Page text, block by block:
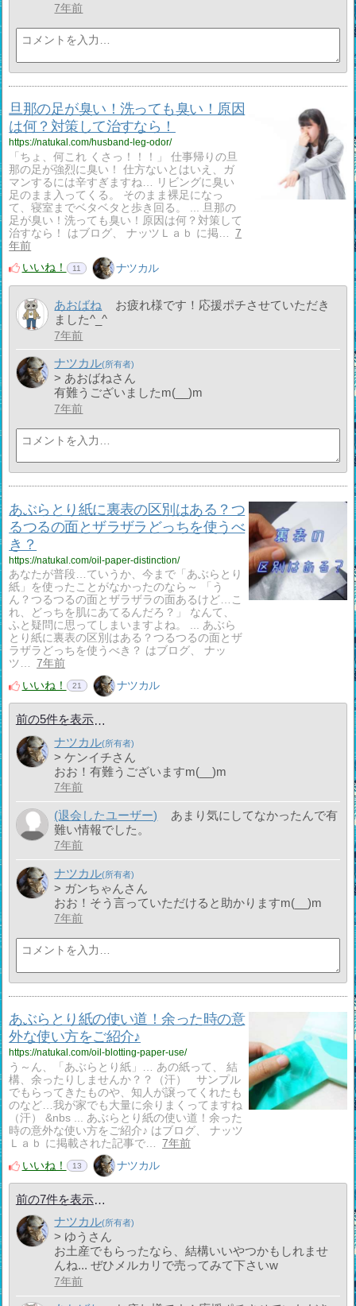
7年前
旦那の足が臭い！洗っても臭い！原因
は何？対策して治すなら！
https://natukal.com/husband-leg-odor/
「ちょ、何これ くさっ！！！」 仕事帰りの旦
那の足が強烈に臭い！ 仕方ないとはいえ、ガ
マンするには辛すぎますね… リビングに臭い
足のまま入ってくる。 そのまま裸足になっ
て、寝室までベタベタと歩き回る。 ... 旦那の
足が臭い！洗っても臭い！原因は何？対策して
治すなら！ はブログ、 ナッツＬａｂ に掲…
7
年前
いいね！
11 ナツカル
あおばね
お疲れ様です！応援ポチさせていただき
ました^_^
7年前
ナツカル
> あおばねさん
有難うございましたm(__)m
7年前
あぶらとり紙に裏表の区別はある？つ
るつるの面とザラザラどっちを使うべ
き？
https://natukal.com/oil-paper-distinction/
あなたが普段…ていうか、今まで「あぶらとり
紙」を使ったことがなかったのなら～ 「う
ん？つるつるの面とザラザラの面あるけど…こ
れ、どっちを肌にあてるんだろ？」 なんて、
ふと疑問に思ってしまいますよね。 ... あぶら
とり紙に裏表の区別はある？つるつるの面とザ
ラザラどっちを使うべき？ はブログ、 ナッ
ツ…
7年前
いいね！
21 ナツカル
前の5件を表示
ナツカル
> ケンイチさん
おお！有難うございますm(__)m
7年前
(退会したユーザー)
あまり気にしてなかったんで有
難い情報でした。
7年前
ナツカル
> ガンちゃんさん
おお！そう言っていただけると助かりますm(__)m
7年前
あぶらとり紙の使い道！余った時の意
外な使い方をご紹介♪
https://natukal.com/oil-blotting-paper-use/
う～ん、「あぶらとり紙」… あの紙って、 結
構、余ったりしませんか？？（汗） サンプル
でもらってきたものや、知人が譲ってくれたも
のなど…我が家でも大量に余りまくってますね
（汗） &nbs ... あぶらとり紙の使い道！余った
時の意外な使い方をご紹介♪ はブログ、 ナッツ
Ｌａｂ に掲載された記事で…
7年前
いいね！
13 ナツカル
前の7件を表示
ナツカル
> ゆうさん
お土産でもらったなら、結構いいやつかもしれませ
んね... ぜひメルカリで売ってみて下さいw
7年前